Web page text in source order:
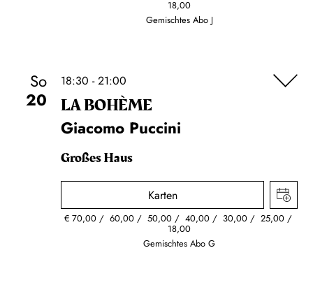
18,00
Gemischtes Abo J
So
20
18:30 - 21:00
LA BOHÈME
Giacomo Puccini
Großes Haus
Karten
€ 70,00 60,00 50,00 40,00 30,00 25,00
18,00
Gemischtes Abo G